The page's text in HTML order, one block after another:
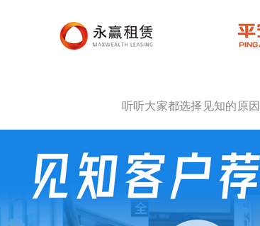
听听大家都选择见知的原因